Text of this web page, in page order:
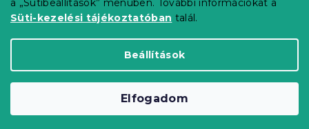
a „Sütibeállítások” menüben. További információkat a
Süti-kezelési tájékoztatóban talál.
Beállítások
Elfogadom
Copyright 2026Elerheto otthon. Minden jog
Süti beállítások szerkesztése